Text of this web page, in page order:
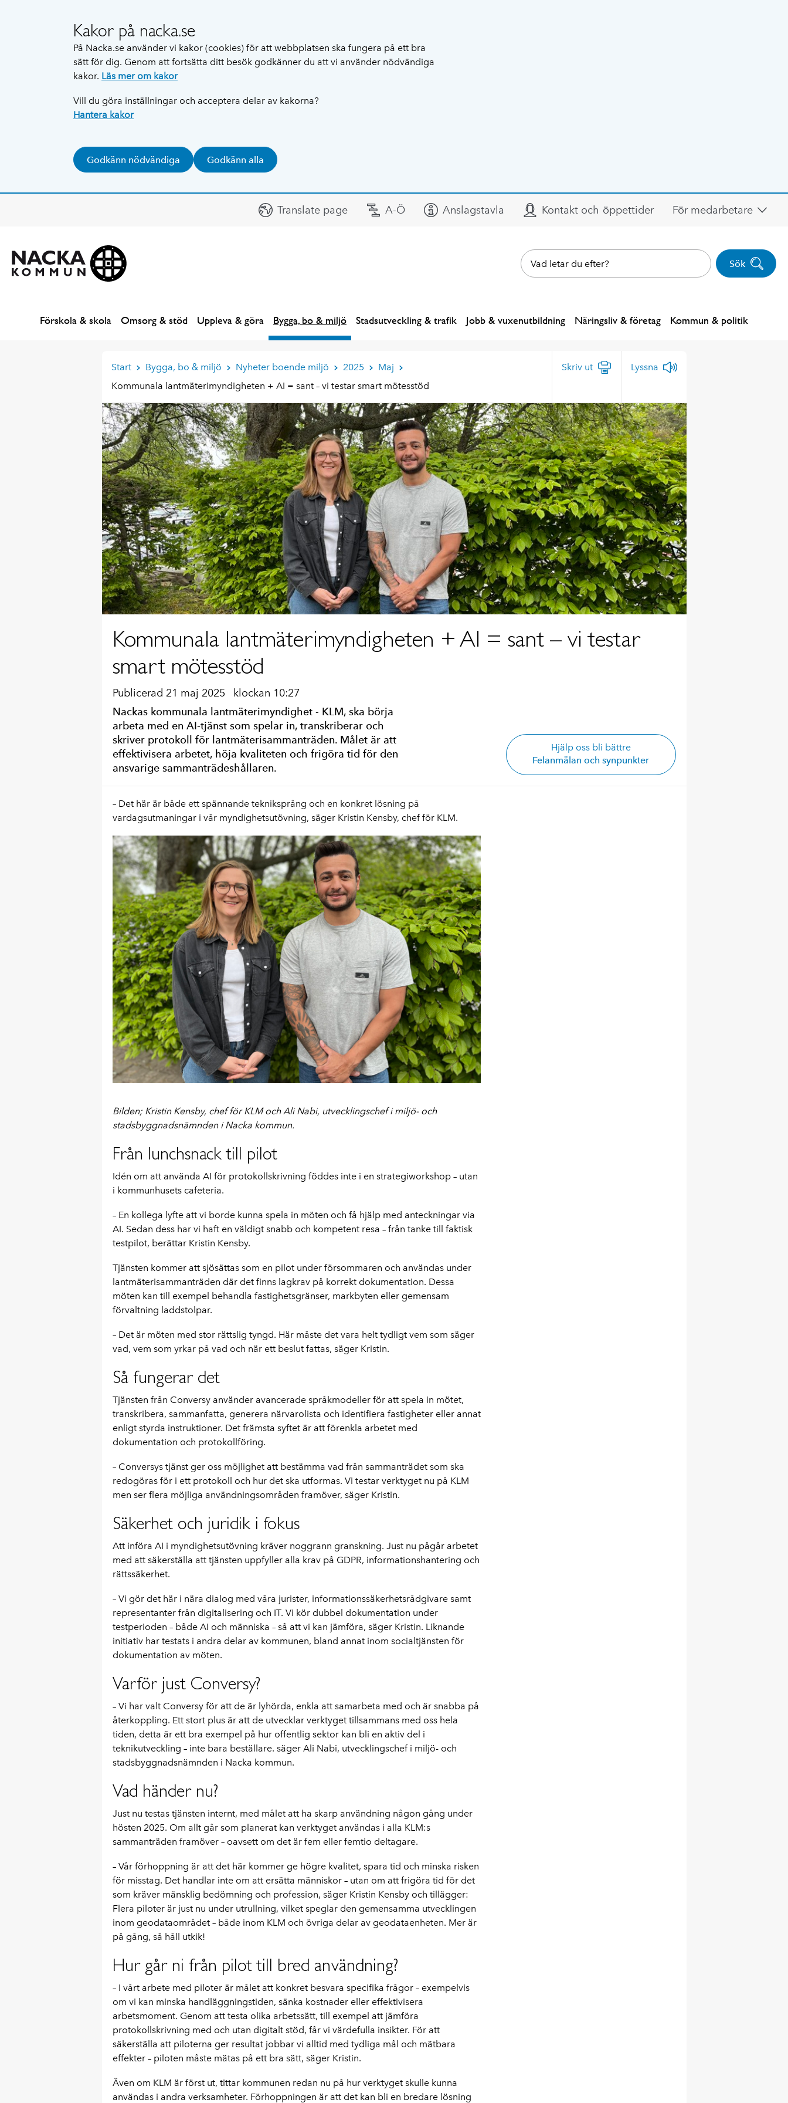
Kakor på nacka.se
På Nacka.se använder vi kakor (cookies) för att webbplatsen ska fungera på ett bra
sätt för dig. Genom att fortsätta ditt besök godkänner du att vi använder nödvändiga
kakor. Läs mer om kakor
Vill du göra inställningar och acceptera delar av kakorna?
Hantera kakor
Godkänn nödvändiga Godkänn alla
Translate page A-Ö Anslagstavla Kontakt och öppettider För medarbetare
Sök
Förskola & skola Omsorg & stöd Uppleva & göra Bygga, bo & miljö Stadsutveckling & trafik Jobb & vuxenutbildning Näringsliv & företag Kommun & politik
Start Bygga, bo & miljö Nyheter boende miljö 2025
Maj
Kommunala lantmäterimyndigheten + AI = sant – vi testar smart mötesstöd
Skriv ut Lyssna
Kommunala lantmäterimyndigheten + AI = sant – vi testar
smart mötesstöd
Publicerad 21 maj 2025 klockan 10:27
Nackas kommunala lantmäterimyndighet - KLM, ska börja
arbeta med en AI-tjänst som spelar in, transkriberar och
skriver protokoll för lantmäterisammanträden. Målet är att
effektivisera arbetet, höja kvaliteten och frigöra tid för den
ansvarige sammanträdeshållaren.
Hjälp oss bli bättre
Felanmälan och synpunkter
– Det här är både ett spännande tekniksprång och en konkret lösning på
vardagsutmaningar i vår myndighetsutövning, säger Kristin Kensby, chef för KLM.
Bilden; Kristin Kensby, chef för KLM och Ali Nabi, utvecklingschef i miljö- och
stadsbyggnadsnämnden i Nacka kommun.
Från lunchsnack till pilot
Idén om att använda AI för protokollskrivning föddes inte i en strategiworkshop – utan
i kommunhusets cafeteria.
– En kollega lyfte att vi borde kunna spela in möten och få hjälp med anteckningar via
AI. Sedan dess har vi haft en väldigt snabb och kompetent resa – från tanke till faktisk
testpilot, berättar Kristin Kensby.
Tjänsten kommer att sjösättas som en pilot under försommaren och användas under
lantmäterisammanträden där det finns lagkrav på korrekt dokumentation. Dessa
möten kan till exempel behandla fastighetsgränser, markbyten eller gemensam
förvaltning laddstolpar.
– Det är möten med stor rättslig tyngd. Här måste det vara helt tydligt vem som säger
vad, vem som yrkar på vad och när ett beslut fattas, säger Kristin.
Så fungerar det
Tjänsten från Conversyanvänder avancerade språkmodeller för att spela in mötet,
transkribera, sammanfatta, generera närvarolista och identifiera fastigheter eller annat
enligt styrda instruktioner. Det främsta syftet är att förenkla arbetet med
dokumentation och protokollföring.
– Conversys tjänst ger oss möjlighet att bestämma vad från sammanträdet som ska
redogöras för i ett protokoll och hur det ska utformas. Vi testar verktyget nu på KLM
men ser flera möjliga användningsområden framöver, säger Kristin.
Säkerhet och juridik i fokus
Att införa AI i myndighetsutövning kräver noggrann granskning. Just nu pågår arbetet
med att säkerställa att tjänsten uppfyller alla krav på GDPR, informationshantering och
rättssäkerhet.
– Vi gör det här i nära dialog med våra jurister, informationssäkerhetsrådgivare samt
representanter från digitalisering och IT. Vi kör dubbel dokumentation under
testperioden – både AI och människa – så att vi kan jämföra, säger Kristin. Liknande
initiativ har testats i andra delar av kommunen, bland annat inom socialtjänsten för
dokumentation av möten.
Varför just Conversy?
– Vi har valt Conversy för att de är lyhörda, enkla att samarbeta med och är snabba på
återkoppling. Ett stort plus är att de utvecklar verktyget tillsammans med oss hela
tiden, detta är ett bra exempel på hur offentlig sektor kan bli en aktiv del i
teknikutveckling – inte bara beställare. säger Ali Nabi, utvecklingschef i miljö- och
stadsbyggnadsnämnden i Nacka kommun.
Vad händer nu?
Just nu testas tjänsten internt, med målet att ha skarp användning någon gång under
hösten 2025. Om allt går som planerat kan verktyget användas i alla KLM:s
sammanträden framöver – oavsett om det är fem eller femtio deltagare.
– Vår förhoppning är att det här kommer ge högre kvalitet, spara tid och minska risken
för misstag. Det handlar inte om att ersätta människor – utan om att frigöra tid för det
som kräver mänsklig bedömning och profession, säger Kristin Kensby och tillägger:
Flera piloter är just nu under utrullning, vilket speglar den gemensamma utvecklingen
inom geodataområdet – både inom KLM och övriga delar av geodataenheten. Mer är
på gång, så håll utkik!
Hur går ni från pilot till bred användning?
– I vårt arbete med piloter är målet att konkret besvara specifika frågor – exempelvis
om vi kan minska handläggningstiden, sänka kostnader eller effektivisera
arbetsmoment. Genom att testa olika arbetssätt, till exempel att jämföra
protokollskrivning med och utan digitalt stöd, får vi värdefulla insikter. För att
säkerställa att piloterna ger resultat jobbar vi alltid med tydliga mål och mätbara
effekter – piloten måste mätas på ett bra sätt, säger Kristin.
Även om KLM är först ut, tittar kommunen redan nu på hur verktyget skulle kunna
användas i andra verksamheter. Förhoppningen är att det kan bli en bredare lösning